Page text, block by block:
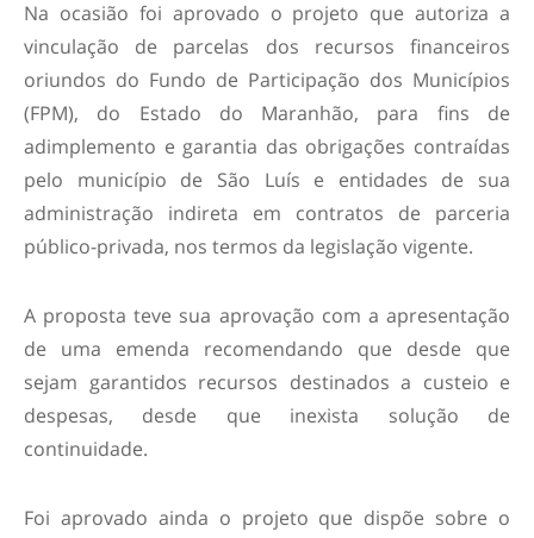
Na ocasião foi aprovado o projeto que autoriza a
vinculação de parcelas dos recursos financeiros
oriundos do Fundo de Participação dos Municípios
(FPM), do Estado do Maranhão, para fins de
adimplemento e garantia das obrigações contraídas
pelo município de São Luís e entidades de sua
administração indireta em contratos de parceria
público-privada, nos termos da legislação vigente.
A proposta teve sua aprovação com a apresentação
de uma emenda recomendando que desde que
sejam garantidos recursos destinados a custeio e
despesas, desde que inexista solução de
continuidade.
Foi aprovado ainda o projeto que dispõe sobre o